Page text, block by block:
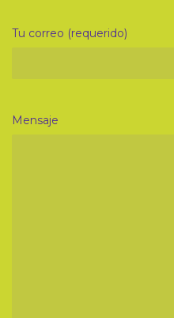
Tu correo (requerido)
Mensaje